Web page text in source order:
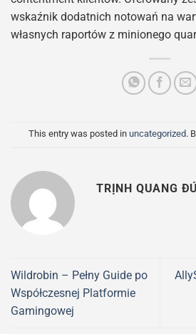
wskaźnik dodatnich notowań na
własnych raportów z minionego
This entry was posted in uncategorized.
TRỊNH QUANG
Wildrobin – Pełny Guide po
Współczesnej Platformie
Gamingowej